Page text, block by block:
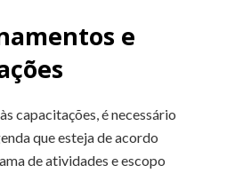
e
capacitações, é necessário
que esteja de acordo
de atividades e escopo